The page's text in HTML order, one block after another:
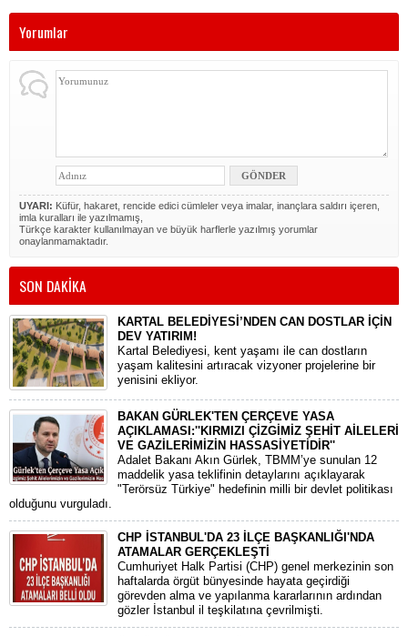
Yorumlar
UYARI: Küfür, hakaret, rencide edici cümleler veya imalar, inançlara saldırı içeren,
imla kuralları ile yazılmamış,
Türkçe karakter kullanılmayan ve büyük harflerle yazılmış yorumlar
onaylanmamaktadır.
SON DAKİKA
KARTAL BELEDİYESİ’NDEN CAN DOSTLAR İÇİN
DEV YATIRIM!
Kartal Belediyesi, kent yaşamı ile can dostların
yaşam kalitesini artıracak vizyoner projelerine bir
yenisini ekliyor.
BAKAN GÜRLEK'TEN ÇERÇEVE YASA
AÇIKLAMASI:''KIRMIZI ÇİZGİMİZ ŞEHİT AİLELERİ
VE GAZİLERİMİZİN HASSASİYETİDİR''
Adalet Bakanı Akın Gürlek, TBMM’ye sunulan 12
maddelik yasa teklifinin detaylarını açıklayarak
"Terörsüz Türkiye" hedefinin milli bir devlet politikası
olduğunu vurguladı.
CHP İSTANBUL'DA 23 İLÇE BAŞKANLIĞI'NDA
ATAMALAR GERÇEKLEŞTİ
​Cumhuriyet Halk Partisi (CHP) genel merkezinin son
haftalarda örgüt bünyesinde hayata geçirdiği
görevden alma ve yapılanma kararlarının ardından
gözler İstanbul il teşkilatına çevrilmişti.